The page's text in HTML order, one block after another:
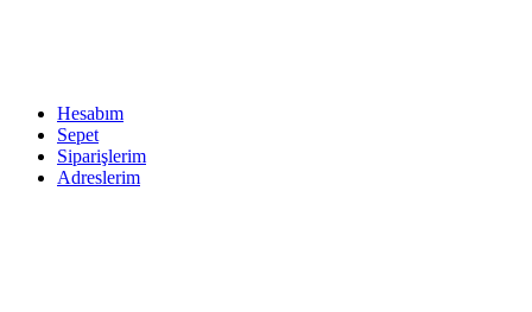
Hesabım
Sepet
Siparişlerim
Adreslerim